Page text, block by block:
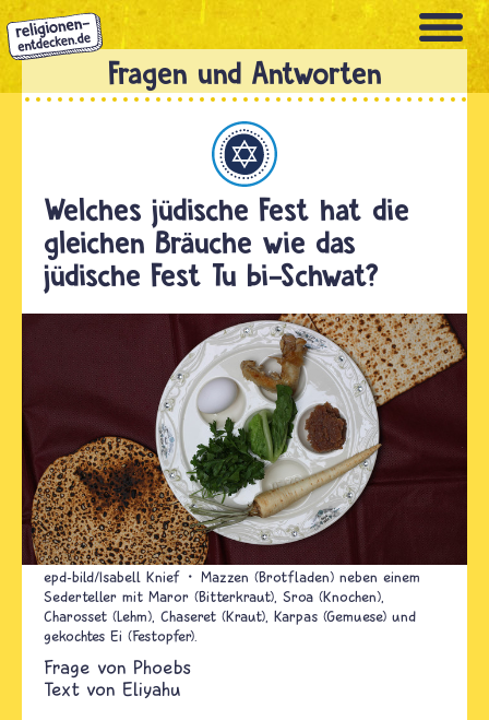
Direkt
zum
Inhalt
Welches jüdische Fest hat die
gleichen Bräuche wie das
jüdische Fest Tu bi-Schwat?
epd-bild/Isabell Knief
Mazzen (Brotfladen) neben einem
Sederteller mit Maror (Bitterkraut), Sroa (Knochen),
Charosset (Lehm), Chaseret (Kraut), Karpas (Gemuese) und
gekochtes Ei (Festopfer).
Phoebs
Text von Eliyahu